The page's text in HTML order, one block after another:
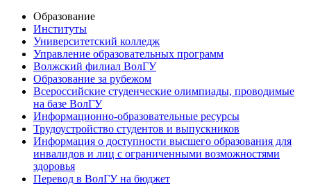
Образование
Институты
Университетский колледж
Управление образовательных программ
Волжский филиал ВолГУ
Образование за рубежом
Всероссийские студенческие олимпиады, проводимые
на базе ВолГУ
Информационно-образовательные ресурсы
Трудоустройство студентов и выпускников
Информация о доступности высшего образования для
инвалидов и лиц с ограниченными возможностями
здоровья
Перевод в ВолГУ на бюджет